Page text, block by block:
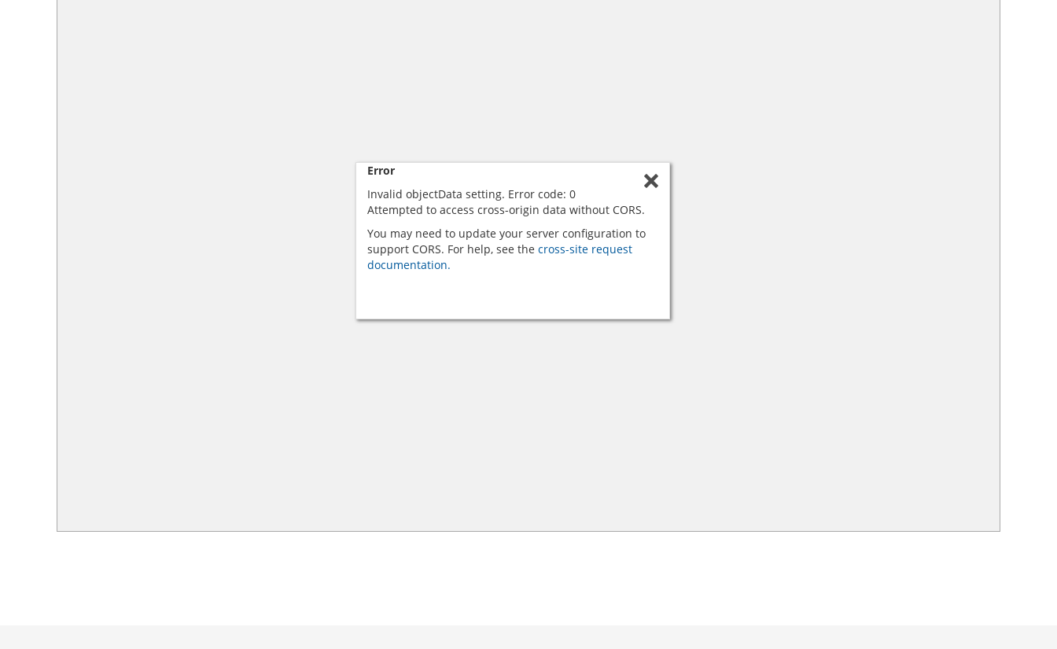
Error
Invalid objectData setting. Error code: 0
Attempted to access cross-origin data without CORS.
You may need to update your server configuration to
support CORS. For help, see the cross-site request
documentation.